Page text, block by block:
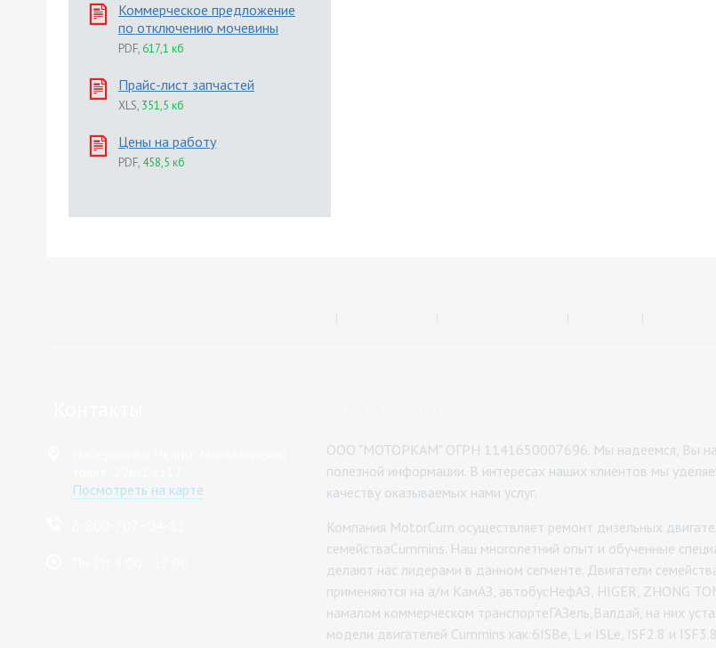
Коммерческое предложение
по отключению мочевины
PDF, 617,1 кб
Прайс-лист запчастей
XLS, 351,5 кб
Цены на работу
PDF, 458,5 кб
Посмотреть на карте
ООО "МОТОРКАМ" ОГРН 1141650007696. Мы надеемся, Вы
полезной информации. В интересах наших клиентов мы
качеству оказываемых нами услуг.
Компания MotorCum осуществляет ремонт дизельных
семействаCummins. Наш многолетний опыт и обученные
делают нас лидерами в данном сегменте. Двигатели
применяются на а/м КамАЗ, автобусНефАЗ, HIGER, ZHONG
намалом коммерческом транспортеГАЗель,Валдай, на них
модели двигателей Cummins как:6ISBe, L и ISLe, ISF2.8 и